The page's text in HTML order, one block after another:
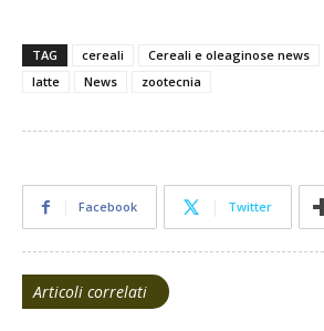
TAG cereali Cereali e oleaginose news
latte
News zootecnia
Facebook Twitter
Articoli correlati